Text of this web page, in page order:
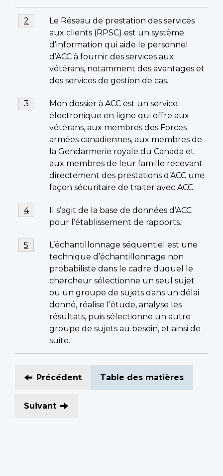
Notes
Note
de
Le Réseau de prestation des services
aux clients (RPSC) est un système
d’information qui aide le personnel
d’ACC à fournir des services aux
vétérans, notamment des avantages et
des services de gestion de cas.
Retour à la référence de la note de bas de page
2
Note
de
Mon dossier à ACC est un service
électronique en ligne qui offre aux
vétérans, aux membres des Forces
armées canadiennes, aux membres de
la Gendarmerie royale du Canada et
aux membres de leur famille recevant
directement des prestations d’ACC une
façon sécuritaire de traiter avec ACC.
Retour à la référence de la note de bas de page
3
Note
de
de
page
Il s’agit de la base de données d’ACC
pour l’établissement de rapports.
Retour à la référence de la note de bas de page
4
Note
de
L’échantillonnage séquentiel est une
technique d’échantillonnage non
probabiliste dans le cadre duquel le
chercheur sélectionne un seul sujet
ou un groupe de sujets dans un délai
donné, réalise l’étude, analyse les
résultats, puis sélectionne un autre
groupe de sujets au besoin, et ainsi de
suite.
Retour à la référence de la note de bas de page
5
Précédent Table des matières
Suivant